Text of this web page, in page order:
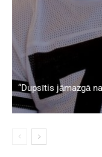
“Dupsītis jāmazgā